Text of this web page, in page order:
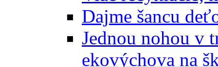
Dajme šancu
Jednou nohou v
ekovýchova na